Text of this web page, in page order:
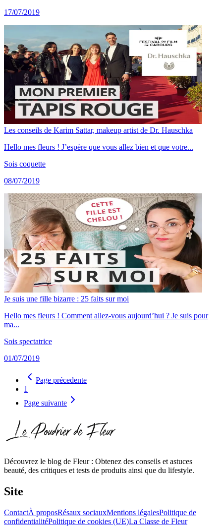
17/07/2019
Les conseils de Karim Sattar, makeup artist de Dr. Hauschka
Hello mes fleurs ! J’espère que vous allez bien et que votre...
Sois coquette
08/07/2019
Je suis une fille bizarre : 25 faits sur moi
Hello mes fleurs ! Comment allez-vous aujourd’hui ? Je suis pour
ma...
Sois spectatrice
01/07/2019
Page précedente
1
Page suivante
Découvrez le blog de Fleur : Obtenez des conseils et astuces
beauté, des critiques et tests de produits ainsi que du lifestyle.
Site
ContactÀ proposRésaux sociauxMentions légalesPolitique de
confidentialitéPolitique de cookies (UE)La Classe de Fleur